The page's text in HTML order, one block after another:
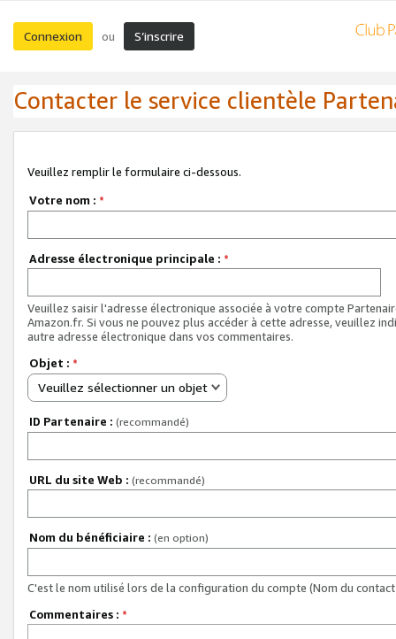
Connexion ou S’inscrire
Contacter le service clientèle
Veuillez remplir le formulaire ci-dessous.
Votre nom : *
Adresse électronique principale : *
Veuillez saisir l'adresse électronique associée à votre compte
Amazon.fr. Si vous ne pouvez plus accéder à cette adresse, veuillez
autre adresse électronique dans vos commentaires.
Objet : *
Veuillez sélectionner un objet
ID Partenaire : (recommandé)
URL du site Web : (recommandé)
Nom du bénéficiaire : (en option)
C'est le nom utilisé lors de la configuration du compte (Nom du
Commentaires : *